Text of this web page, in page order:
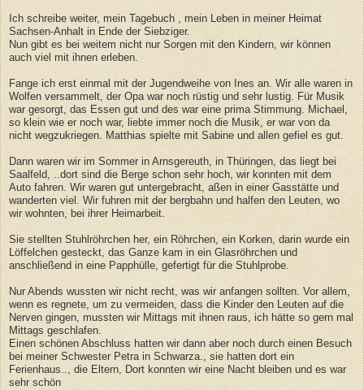
Ich schreibe weiter, mein Tagebuch , mein Leben in meiner Heimat
Sachsen-Anhalt in Ende der Siebziger.
Nun gibt es bei weitem nicht nur Sorgen mit den Kindern, wir können
auch viel mit ihnen erleben.
Fange ich erst einmal mit der Jugendweihe von Ines an. Wir alle waren in
Wolfen versammelt, der Opa war noch rüstig und sehr lustig. Für Musik
war gesorgt, das Essen gut und des war eine prima Stimmung. Michael,
so klein wie er noch war, liebte immer noch die Musik, er war von da
nicht wegzukriegen. Matthias spielte mit Sabine und allen gefiel es gut.
Dann waren wir im Sommer in Arnsgereuth, in Thüringen, das liegt bei
Saalfeld, ..dort sind die Berge schon sehr hoch, wir konnten mit dem
Auto fahren. Wir waren gut untergebracht, aßen in einer Gasstätte und
wanderten viel. Wir fuhren mit der bergbahn und halfen den Leuten, wo
wir wohnten, bei ihrer Heimarbeit.
Sie stellten Stuhlröhrchen her, ein Röhrchen, ein Korken, darin wurde ein
Löffelchen gesteckt, das Ganze kam in ein Glasröhrchen und
anschließend in eine Papphülle, gefertigt für die Stuhlprobe.
Nur Abends wussten wir nicht recht, was wir anfangen sollten. Vor allem,
wenn es regnete, um zu vermeiden, dass die Kinder den Leuten auf die
Nerven gingen, mussten wir Mittags mit ihnen raus, ich hätte so gern mal
Mittags geschlafen.
Einen schönen Abschluss hatten wir dann aber noch durch einen Besuch
bei meiner Schwester Petra in Schwarza., sie hatten dort ein
Ferienhaus.., die Eltern, Dort konnten wir eine Nacht bleiben und es war
sehr schön